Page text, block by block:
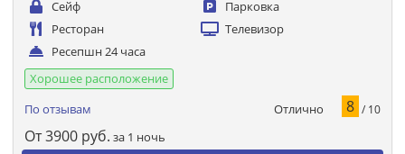
Сейф
Парковка
Ресторан
Телевизор
Ресепшн 24 часа
Хорошее расположение
По отзывам
Отлично 8 / 10
От3900 руб. за 1 ночь